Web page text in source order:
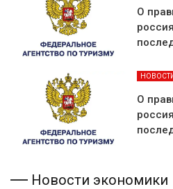
О
НОВОСТИ
О
Новости экономики